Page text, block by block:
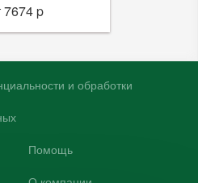
7674 p
и обработки
Помощь